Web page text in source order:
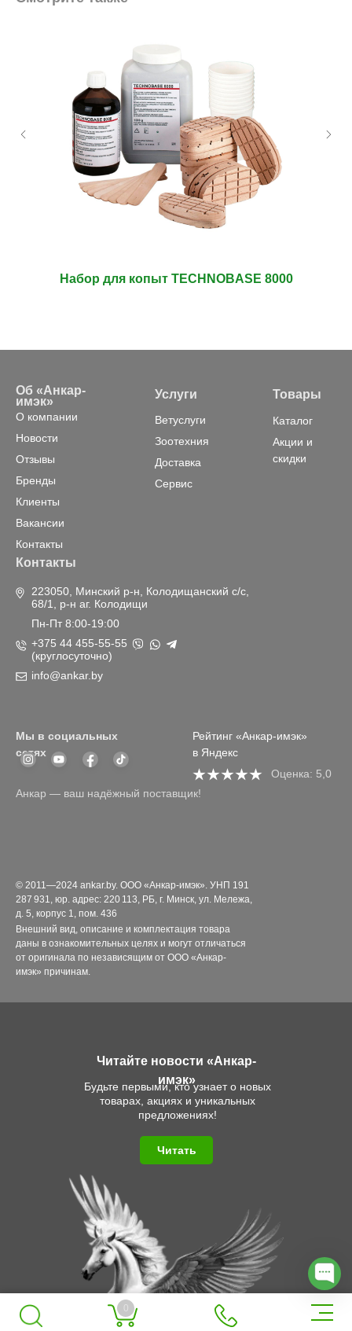
0
Набор для копыт TECHNOBASE 8000
Читайте новости «Анкар-
имэк»
Будьте первыми, кто узнает о новых
товарах, акциях и уникальных
предложениях!
Читать
© 2011—2024 ankar.by. ООО «Анкар-имэк». УНП 191
287 931, юр. адрес: 220 113, РБ, г. Минск, ул. Мележа,
д. 5, корпус 1, пом. 436
Внешний вид, описание и комплектация товара
даны в ознакомительных целях и могут отличаться
от оригинала по независящим от ООО «Анкар-
имэк» причинам.
Об «Анкар-
имэк»
О компании
Новости
Отзывы
Бренды
Клиенты
Вакансии
Контакты
Услуги
Ветуслуги
Доставка
Сервис
Зоотехния
Товары
Каталог
Акции и
скидки
Контакты
223050, Минский р-н, Колодищанский с/с,
68/1, р-н аг. Колодищи
Пн-Пт 8:00-19:00
+375 44 455-55-55
(круглосуточно)
info@ankar.by
Анкар — ваш надёжный поставщик!
Мы в социальных
сетях
Рейтинг «Анкар-имэк»
в Яндекс
Оценка: 5,0